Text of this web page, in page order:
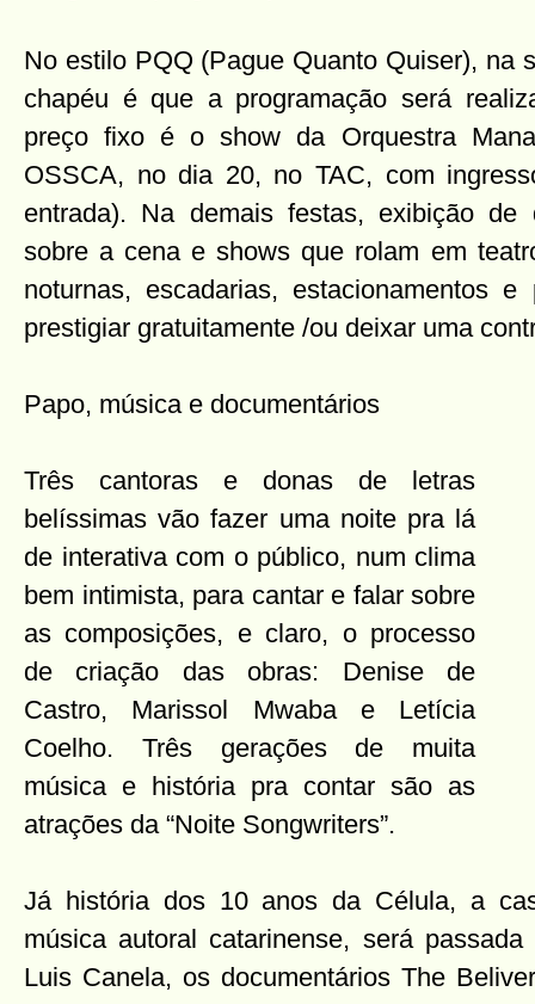
No estilo PQQ (Pague Quanto Quiser), na
chapéu é que a programação será
preço fixo é o show da Orquestra
OSSCA, no dia 20, no TAC, com
entrada). Na demais festas, exibição de
sobre a cena e shows que rolam em
noturnas, escadarias, estacionamentos
prestigiar gratuitamente /ou deixar uma
Papo, música e documentários
Três cantoras e donas de letras
belíssimas vão fazer uma noite pra lá
de interativa com o público, num clima
bem intimista, para cantar e falar sobre
as composições, e claro, o processo
de criação das obras: Denise de
Castro, Marissol Mwaba e Letícia
Coelho. Três gerações de muita
música e história pra contar são as
atrações da “Noite Songwriters”.
Já história dos 10 anos da Célula, a
música autoral catarinense, será
Luis Canela, os documentários The